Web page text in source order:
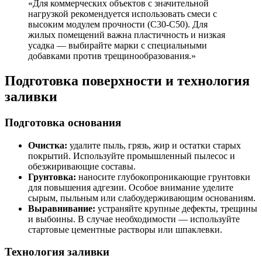
«Для коммерческих объектов с значительной
нагрузкой рекомендуется использовать смеси с
высоким модулем прочности (C30-C50). Для
жилых помещений важна пластичность и низкая
усадка — выбирайте марки с специальными
добавками против трещинообразования.»
Подготовка поверхности и технология
заливки
Подготовка основания
Очистка: удалите пыль, грязь, жир и остатки старых
покрытий. Используйте промышленный пылесос и
обезжиривающие составы.
Грунтовка: наносите глубокопроникающие грунтовки
для повышения адгезии. Особое внимание уделите
сырым, пыльным или слабоудерживающим основаниям.
Выравнивание: устраняйте крупные дефекты, трещины
и выбоины. В случае необходимости — используйте
стартовые цементные растворы или шпаклевки.
Технология заливки